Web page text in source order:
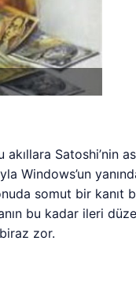
akıllara Satoshi’nin
Windows’un
somut bir kanıt
bu kadar ileri
zor.